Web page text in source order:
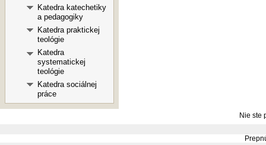
Katedra katechetiky
a pedagogiky
Katedra praktickej
teológie
Katedra
systematickej
teológie
Katedra sociálnej
práce
Nie ste